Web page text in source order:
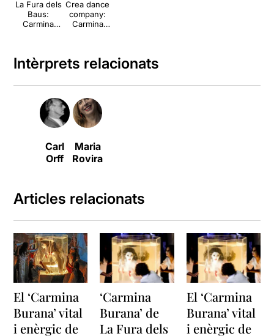
La Fura dels
Baus:
Carmina
Crea dance
company:
Carmina
Intèrprets relacionats
Carl
Orff
Maria
Rovira
Articles relacionats
El ‘Carmina
Burana’ vital
i enèrgic de
‘Carmina
Burana’ de
La Fura dels
El ‘Carmina
Burana’ vital
i enèrgic de